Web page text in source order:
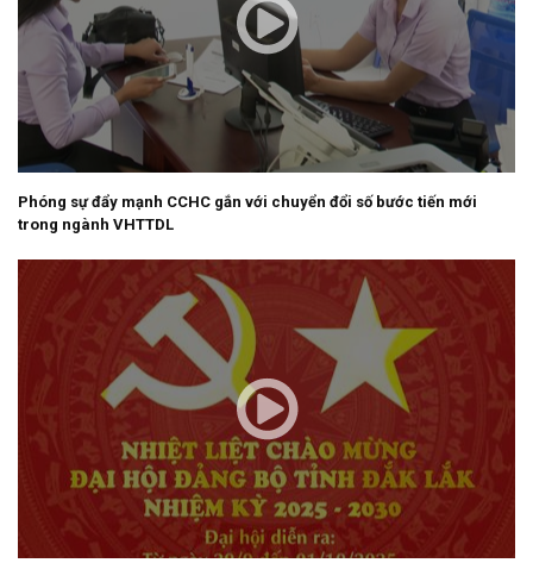
Phóng sự đẩy mạnh CCHC gắn với chuyển đổi số bước tiến mới
trong ngành VHTTDL